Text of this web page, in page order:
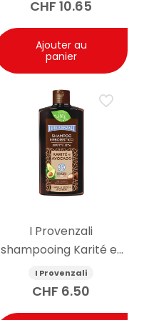
CHF 10.65
Ajouter au
panier
I Provenzali
shampooing Karité et
Avocat 250ml
I Provenzali
CHF 6.50